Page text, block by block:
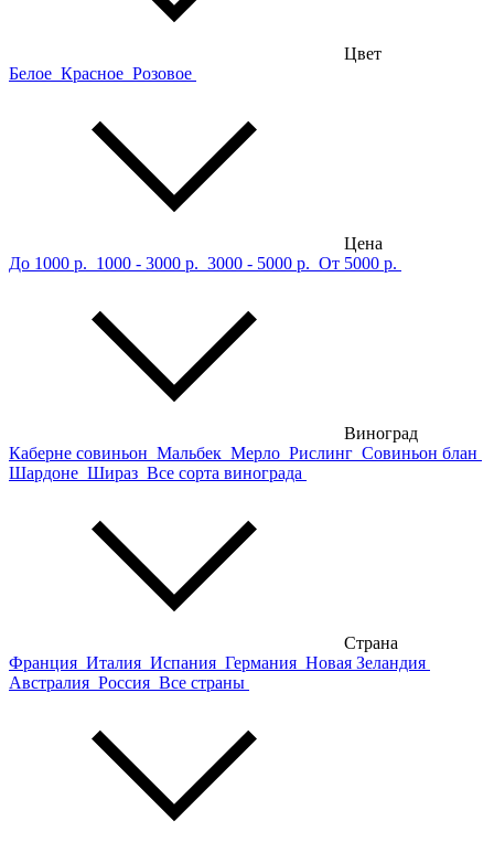
Цвет
Белое Красное Розовое
Цена
До 1000 р. 1000 - 3000 р. 3000 - 5000 р. От 5000 р.
Виноград
Каберне совиньон Мальбек Мерло Рислинг Совиньон блан
Шардоне Шираз Все сорта винограда
Страна
Франция Италия Испания Германия Новая Зеландия
Австралия Россия Все страны